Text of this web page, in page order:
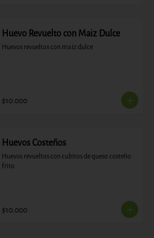
Huevo Revuelto con Maiz Dulce
Huevos revueltos con maiz dulce
$10.000
Huevos Costeños
Huevos revueltos con cubitos de queso costeño
frito
$10.000